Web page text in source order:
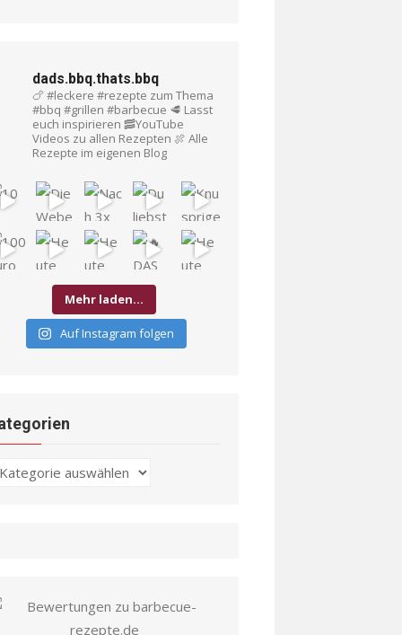
dads.bbq.thats.bbq
🍗 #leckere #rezepte zum Thema
#bbq #grillen #barbecue 🥩 Lasst
euch inspirieren 🥓YouTube
Videos zu allen Rezepten 🍖 Alle
Rezepte im eigenen Blog
Mehr laden…
Auf Instagram folgen